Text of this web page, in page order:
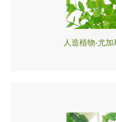
人造植物-尤